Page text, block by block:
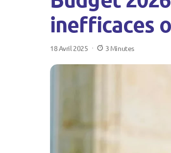
inefficaces
18 Avril 2025 3 Minutes